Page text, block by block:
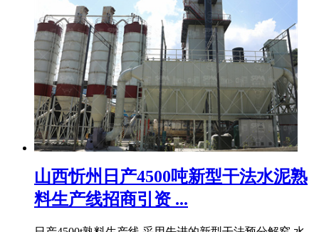
山西忻州日产4500吨新型干法水泥熟
料生产线招商引资 ...